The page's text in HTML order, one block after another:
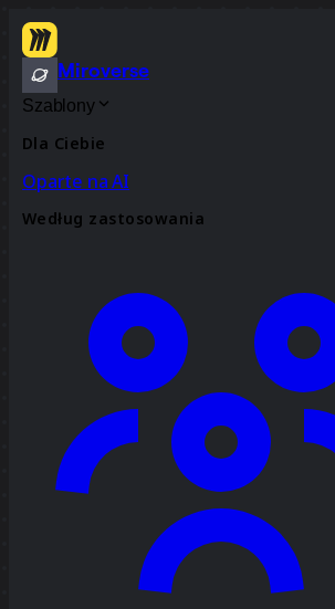
Miroverse
Szablony
Dla Ciebie
Oparte na AI
Według zastosowania